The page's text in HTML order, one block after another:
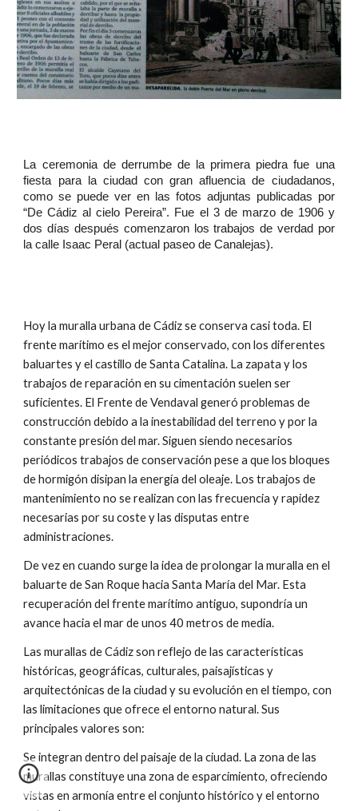
La ceremonia de derrumbe de la primera piedra fue una
fiesta para la ciudad con gran afluencia de ciudadanos,
como se puede ver en las fotos adjuntas publicadas por
“De Cádiz al cielo Pereira”. Fue el 3 de marzo de 1906 y
dos días después comenzaron los trabajos de verdad por
la calle Isaac Peral (actual paseo de Canalejas).
Hoy la muralla urbana de Cádiz se conserva casi toda. El
frente marítimo es el mejor conservado, con los diferentes
baluartes y el castillo de Santa Catalina. La zapata y los
trabajos de reparación en su cimentación suelen ser
suficientes. El Frente de Vendaval generó problemas de
construcción debido a la inestabilidad del terreno y por la
constante presión del mar. Siguen siendo necesarios
periódicos trabajos de conservación pese a que los bloques
de hormigón disipan la energía del oleaje. Los trabajos de
mantenimiento no se realizan con las frecuencia y rapidez
necesarias por su coste y las disputas entre
administraciones.
De vez en cuando surge la idea de prolongar la muralla en el
baluarte de San Roque hacia Santa María del Mar. Esta
recuperación del frente marítimo antiguo, supondría un
avance hacia el mar de unos 40 metros de media.
Las murallas de Cádiz son reflejo de las características
históricas, geográficas, culturales, paisajísticas y
arquitectónicas de la ciudad y su evolución en el tiempo, con
las limitaciones que ofrece el entorno natural. Sus
principales valores son:
Se integran dentro del paisaje de la ciudad. La zona de las
murallas constituye una zona de esparcimiento, ofreciendo
vistas en armonía entre el conjunto histórico y el entorno